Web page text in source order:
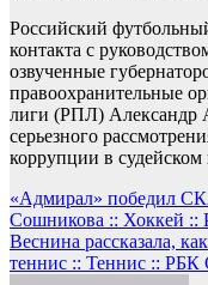
Российский
контакта с
озвученные
правоохранительные
лиги (РПЛ) Александр
серьезного
коррупции в судейском
Навигация
по
записям
«Адмирал» победил
Сошникова :: Хоккей ::
Веснина рассказала,
теннис :: Теннис :: РБК